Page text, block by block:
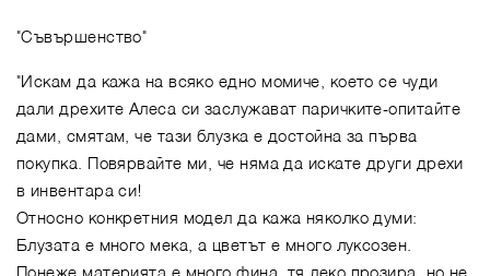
"Съвършенство"
"Искам да кажа на всяко едно момиче, което се чуди
дали дрехите Алеса си заслужават паричките-опитайте
дами, смятам, че тази блузка е достойна за първа
покупка. Повярвайте ми, че няма да искате други дрехи
в инвентара си!
Относно конкретния модел да кажа няколко думи:
Блузата е много мека, а цветът е много луксозен.